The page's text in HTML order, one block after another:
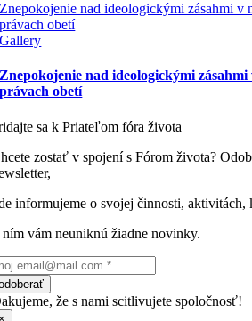
Znepokojenie nad ideologickými zásahmi v
právach obetí
Gallery
Znepokojenie nad ideologickými
právach obetí
sa k Priateľom fóra života
zostať v spojení s Fórom života?
informujeme o svojej činnosti, aktivitách,
ním vám neuniknú žiadne novinky.
že s nami scitlivujete spoločnosť!